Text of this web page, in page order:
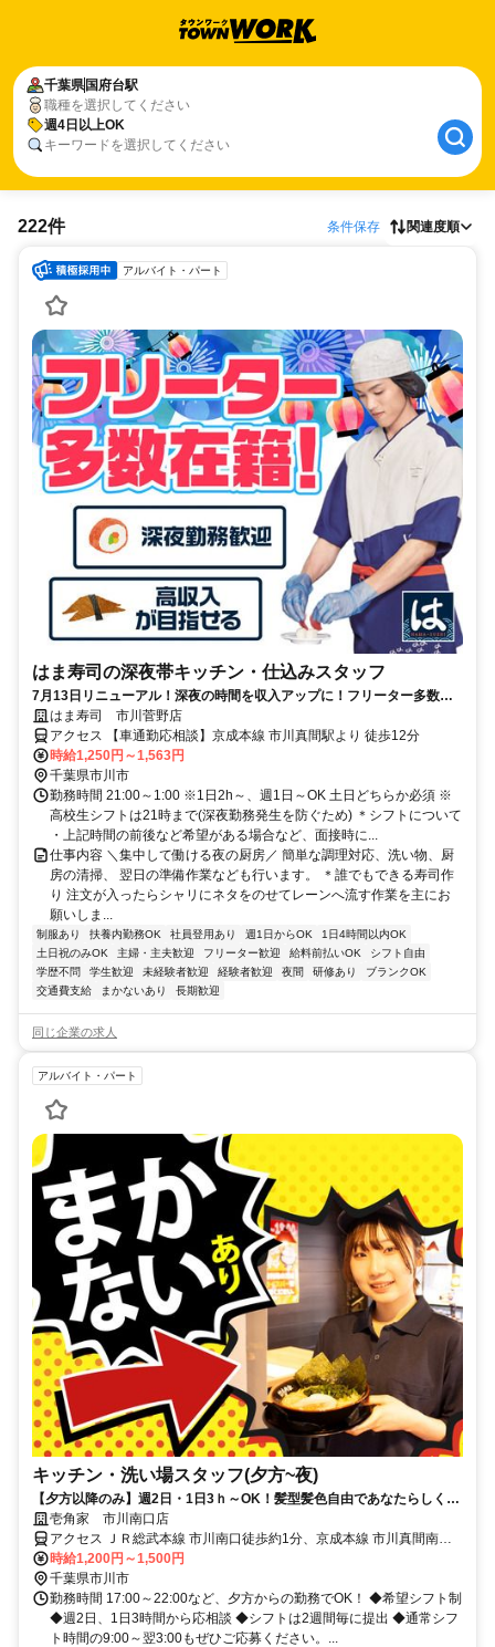
千葉県 国府台駅
職種を選択してください
週4日以上OK
キーワードを選択してください
222件 条件保存 関連度順
アルバイト・パート
はま寿司の深夜帯キッチン・仕込みスタッフ
7月13日リニューアル！深夜の時間を収入アップに！フリーター多数活
躍中♪高収入を目指せる環境です！
はま寿司 市川菅野店
アクセス 【車通勤応相談】京成本線 市川真間駅より 徒歩12分
時給1,250円～1,563円
千葉県市川市
勤務時間 21:00～1:00 ※1日2h～、週1日～OK 土日どちらか必須 ※
高校生シフトは21時まで(深夜勤務発生を防ぐため) ＊シフトについて
・上記時間の前後など希望がある場合など、面接時に...
仕事内容 ＼集中して働ける夜の厨房／ 簡単な調理対応、洗い物、厨
房の清掃、 翌日の準備作業なども行います。 ＊誰でもできる寿司作
り 注文が入ったらシャリにネタをのせてレーンへ流す作業を主にお
願いしま...
制服あり 扶養内勤務OK 社員登用あり 週1日からOK
1日4時間以内OK
土日祝のみOK
主婦・主夫歓迎 フリーター歓迎 給料前払いOK
シフト自由
学歴不問
学生歓迎 未経験者歓迎 経験者歓迎 夜間 研修あり
ブランクOK
交通費支給
まかないあり 長期歓迎
同じ企業の求人
アルバイト・パート
キッチン・洗い場スタッフ(夕方~夜)
【夕方以降のみ】週2日・1日3ｈ～OK！髪型髪色自由であなたらしく勤
務！壱角家 市川南口店
アクセス ＪＲ総武本線 市川南口徒歩約1分、京成本線 市川真間南口
徒歩約9分、京成本線 国府台徒歩約17分
時給1,200円～1,500円
千葉県市川市
勤務時間 17:00～22:00など、夕方からの勤務でOK！ ◆希望シフト制
◆週2日、1日3時間から応相談 ◆シフトは2週間毎に提出 ◆通常シフ
ト時間の9:00～翌3:00もぜひご応募ください。...